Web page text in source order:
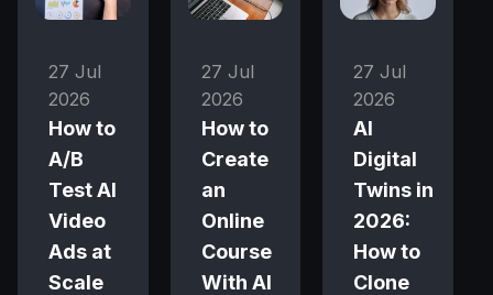
27 Jul
2026
How to
A/B
Test AI
Video
Ads at
Scale
27 Jul
2026
How to
Create
an
Online
Course
With AI
27 Jul
2026
AI
Digital
Twins in
2026:
How to
Clone